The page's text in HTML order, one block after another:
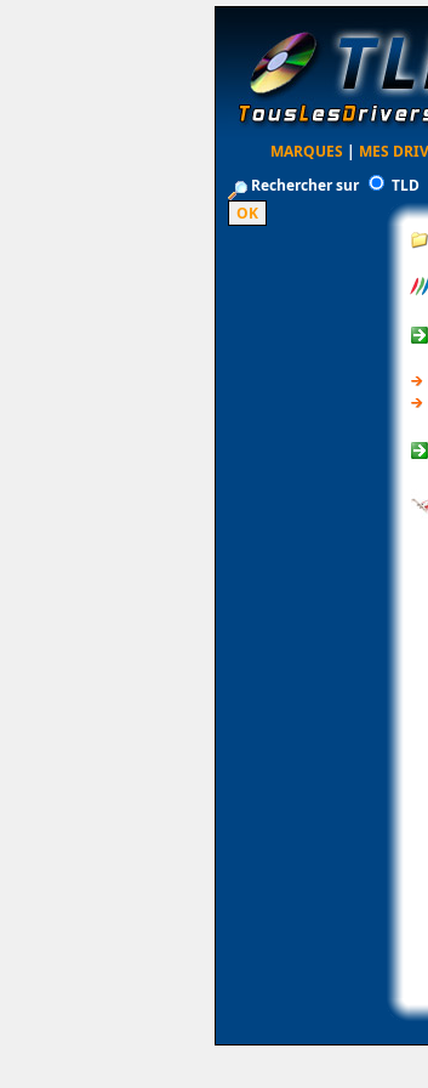
MARQUES | MES
Rechercher sur
TLD